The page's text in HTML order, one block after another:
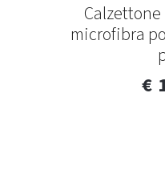
microfibra
€